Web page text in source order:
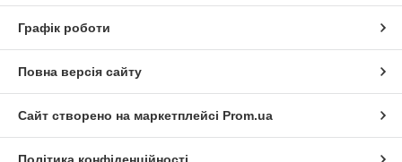
Графік роботи
Повна версія сайту
Сайт створено на маркетплейсі Prom.ua